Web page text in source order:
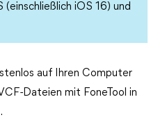
iOS 16) und
auf Ihren Computer
Dateien mit FoneTool in